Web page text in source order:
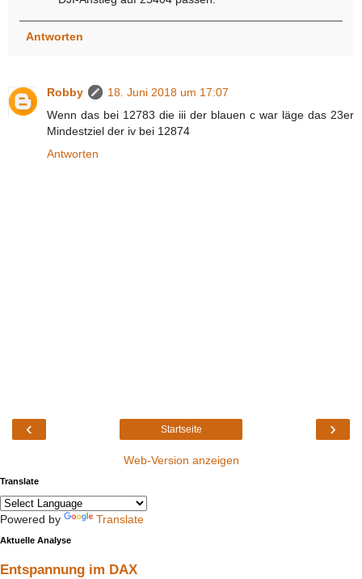
Antworten
Robby
18. Juni 2018 um 17:07
Wenn das bei 12783 die iii der blauen c war läge das 23er
Mindestziel der iv bei 12874
Antworten
‹ ›
Startseite
Web-Version anzeigen
Translate
Powered by Translate
Aktuelle Analyse
Entspannung im DAX